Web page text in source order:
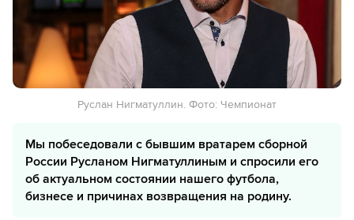
Руслан Нигматуллин. Фото: Чемпионат
Мы побеседовали с бывшим вратарем сборной
России Русланом Нигматуллиным и спросили его
об актуальном состоянии нашего футбола,
бизнесе и причинах возвращения на родину.